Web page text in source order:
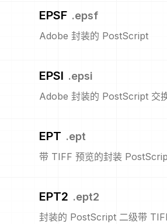
EPSF .epsf
Adobe 封装的 PostScript
EPSI .epsi
Adobe 封装的 PostScript 交
EPT .ept
带 TIFF 预览的封装
EPT2 .ept2
封装的 PostScript 二级带